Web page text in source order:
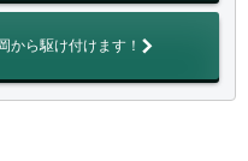
から駆け付けます！